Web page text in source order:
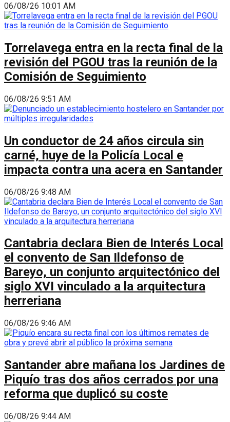
06/08/26 10:01 AM
Torrelavega entra en la recta final de la
revisión del PGOU tras la reunión de la
Comisión de Seguimiento
06/08/26 9:51 AM
Un conductor de 24 años circula sin
carné, huye de la Policía Local e
impacta contra una acera en Santander
06/08/26 9:48 AM
Cantabria declara Bien de Interés Local
el convento de San Ildefonso de
Bareyo, un conjunto arquitectónico del
siglo XVI vinculado a la arquitectura
herreriana
06/08/26 9:46 AM
Santander abre mañana los Jardines de
Piquío tras dos años cerrados por una
reforma que duplicó su coste
06/08/26 9:44 AM